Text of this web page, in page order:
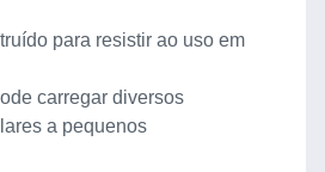
para resistir ao uso em
carregar diversos
a pequenos